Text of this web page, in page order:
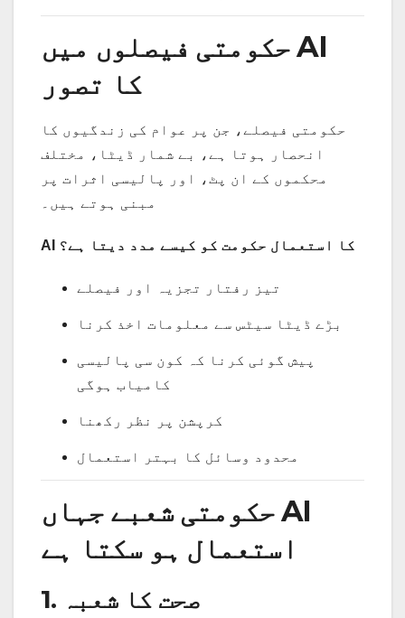
حکومتی فیصلوں میں AI
کا تصور
حکومتی فیصلے، جن پر عوام کی زندگیوں کا
انحصار ہوتا ہے، بے شمار ڈیٹا، مختلف
محکموں کے ان پٹ، اور پالیسی اثرات پر
مبنی ہوتے ہیں۔
AI کا استعمال حکومت کو کیسے مدد دیتا ہے؟
تیز رفتار تجزیہ اور فیصلے
بڑے ڈیٹا سیٹس سے معلومات اخذ کرنا
پیش گوئی کرنا کہ کون سی پالیسی
کامیاب ہوگی
کرپشن پر نظر رکھنا
محدود وسائل کا بہتر استعمال
حکومتی شعبے جہاں AI
استعمال ہو سکتا ہے
1. صحت کا شعبہ